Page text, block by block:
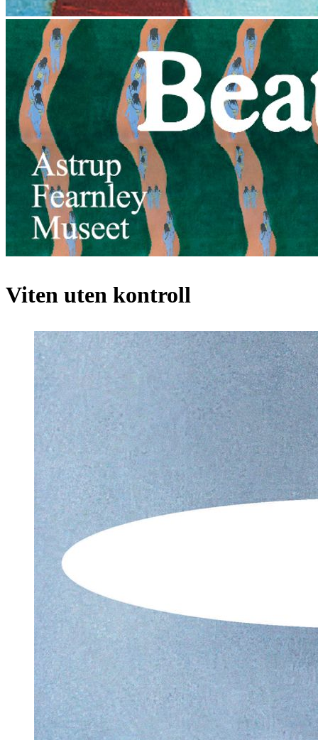
Viten uten kontroll